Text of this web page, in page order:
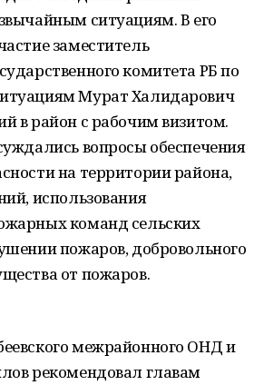
ситуациям. В его
заместитель
комитета РБ по
Мурат Халидарович
в район с рабочим визитом.
вопросы обеспечения
на территории района,
использования
команд сельских
пожаров, добровольного
от пожаров.
межрайонного ОНД и
рекомендовал главам